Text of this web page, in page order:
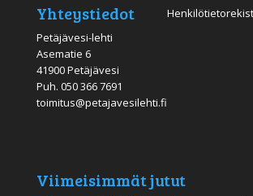
Yhteystiedot
Petäjävesi-lehti
Asematie 6
41900 Petäjävesi
Puh. 050 366 7691
toimitus@petajavesilehti.fi
Viimeisimmät jutut